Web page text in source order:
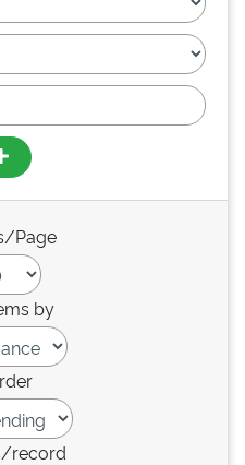
Page
by
record